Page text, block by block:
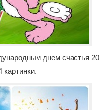
днем счастья 20
картинки.